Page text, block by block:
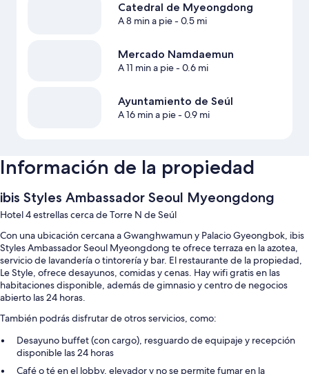
Catedral de Myeongdong
A 8 min a pie- 0.5 mi
Mercado Namdaemun
A 11 min a pie- 0.6 mi
Ayuntamiento de Seúl
A 16 min a pie- 0.9 mi
Información de la propiedad
ibis Styles Ambassador Seoul Myeongdong
Hotel 4 estrellas cerca de Torre N de Seúl
Con una ubicación cercana a Gwanghwamun y Palacio Gyeongbok, ibis
Styles Ambassador Seoul Myeongdong te ofrece terraza en la azotea,
servicio de lavandería o tintorería y bar. El restaurante de la propiedad,
Le Style, ofrece desayunos, comidas y cenas. Hay wifi gratis en las
habitaciones disponible, además de gimnasio y centro de negocios
abierto las 24 horas.
También podrás disfrutar de otros servicios, como:
Desayuno buffet (con cargo), resguardo de equipaje y recepción
disponible las 24 horas
Café o té en el lobby, elevador y no se permite fumar en la